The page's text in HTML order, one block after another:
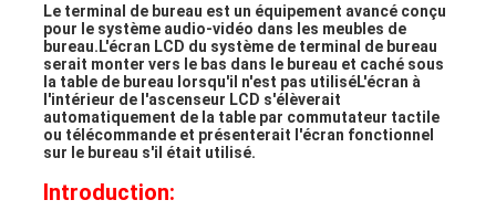
Le terminal de bureau est un équipement avancé conçu
pour le système audio-vidéo dans les meubles de
bureau.L'écran LCD du système de terminal de bureau
serait monter vers le bas dans le bureau et caché sous
la table de bureau lorsqu'il n'est pas utiliséL'écran à
l'intérieur de l'ascenseur LCD s'élèverait
automatiquement de la table par commutateur tactile
ou télécommande et présenterait l'écran fonctionnel
sur le bureau s'il était utilisé.
Introduction: